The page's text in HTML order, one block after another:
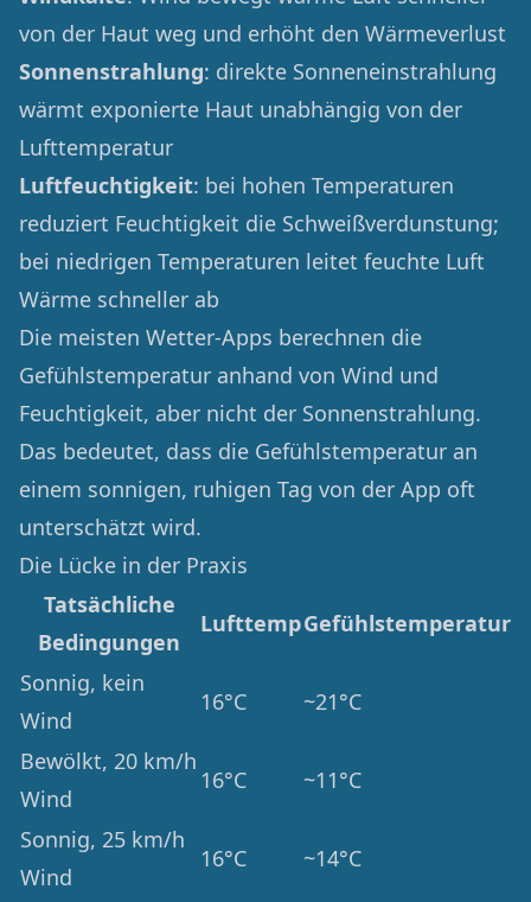
von der Haut weg und erhöht den Wärmeverlust
Sonnenstrahlung: direkte Sonneneinstrahlung
wärmt exponierte Haut unabhängig von der
Lufttemperatur
Luftfeuchtigkeit: bei hohen Temperaturen
reduziert Feuchtigkeit die Schweißverdunstung;
bei niedrigen Temperaturen leitet feuchte Luft
Wärme schneller ab
Die meisten Wetter-Apps berechnen die
Gefühlstemperatur anhand von Wind und
Feuchtigkeit, aber nicht der Sonnenstrahlung.
Das bedeutet, dass die Gefühlstemperatur an
einem sonnigen, ruhigen Tag von der App oft
unterschätzt wird.
Die Lücke in der Praxis
Tatsächliche
Bedingungen
LufttempGefühlstemperatur
Sonnig, kein
Wind
16°C ~21°C
Bewölkt, 20 km/h
Wind
16°C ~11°C
Sonnig, 25 km/h
Wind
16°C ~14°C